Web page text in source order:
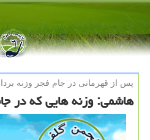
پس از قهرمانی در جام فجر وزنه
هاشمی: وزنه هایی كه در